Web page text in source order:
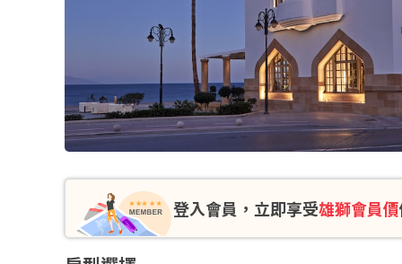
登入會員，立即享受雄獅會員價